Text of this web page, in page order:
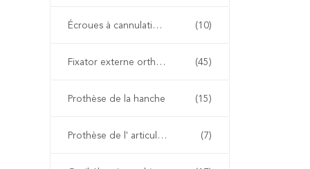
Écroues à cannulations orthopédiques (10)
Fixator externe orthopédique (45)
Prothèse de la hanche (15)
Prothèse de l' articulation du genou (7)